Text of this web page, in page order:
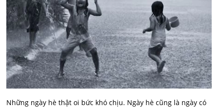
Những ngày hè thật oi bức khó chịu. Ngày hè cũng là ngày có